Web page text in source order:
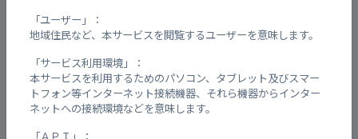
「ユーザー」：
地域住民など、本サービスを閲覧するユーザーを意味します。
「サービス利用環境」：
本サービスを利用するためのパソコン、タブレット及びスマー
トフォン等インターネット接続機器、それら機器からインター
ネットへの接続環境などを意味します。
「ＡＰＩ」：
ふりがな【必須】
Email【必須】